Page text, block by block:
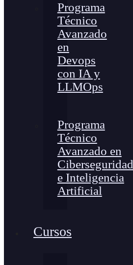
Programa
Técnico
Avanzado
en
Devops
con IA y
LLMOps
Programa
Técnico
Avanzado en
Ciberseguridad
e Inteligencia
Artificial
Cursos